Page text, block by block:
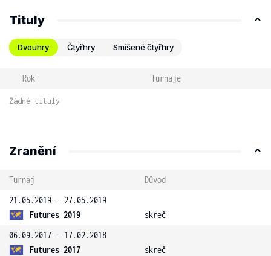
Tituly
Dvouhry Čtyřhry Smíšené čtyřhry
Rok Turnaje
Žádné tituly
Zranění
Turnaj
Důvod
21.05.2019 - 27.05.2019
Futures 2019
skreč
06.09.2017 - 17.02.2018
Futures 2017
skreč